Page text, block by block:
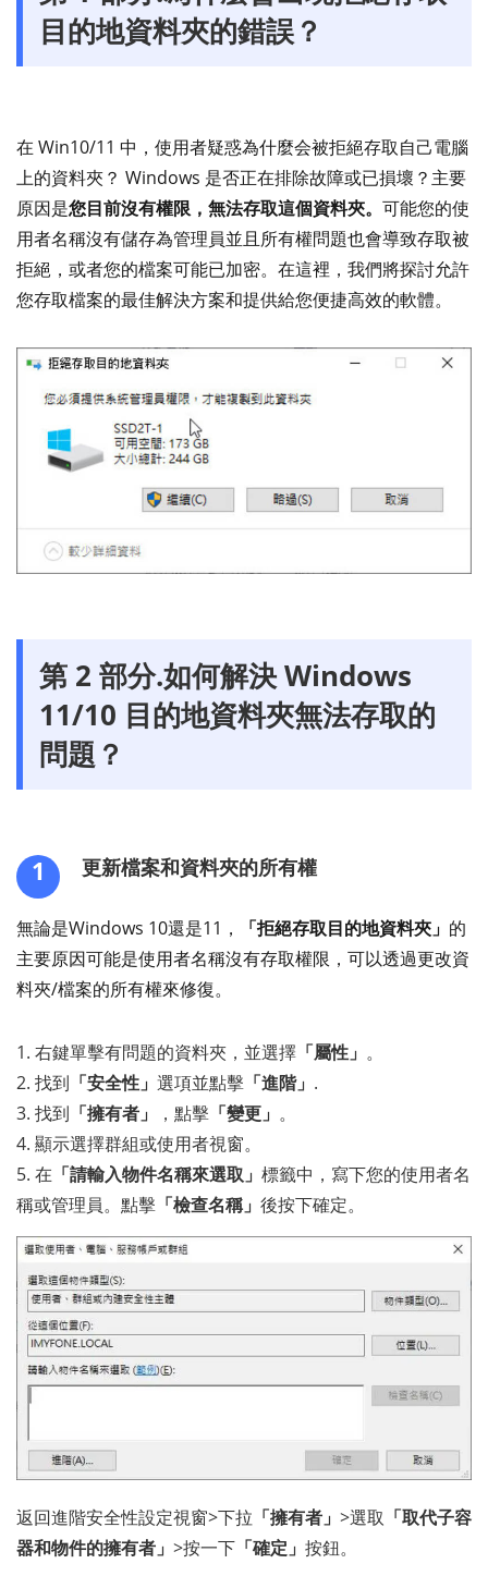
目的地資料夾的錯誤？
在 Win10/11 中，使用者疑惑為什麼会被拒絕存取自己電腦
上的資料夾？ Windows 是否正在排除故障或已損壞？主要
原因是您目前沒有權限，無法存取這個資料夾。 可能您的使
用者名稱沒有儲存為管理員並且所有權問題也會導致存取被
拒絕，或者您的檔案可能已加密。在這裡，我們將探討允許
您存取檔案的最佳解決方案和提供給您便捷高效的軟體。
第 2 部分.如何解決 Windows
11/10 目的地資料夾無法存取的
問題？
1 更新檔案和資料夾的所有權
無論是Windows 10還是11， 「拒絕存取目的地資料夾」 的
主要原因可能是使用者名稱沒有存取權限，可以透過更改資
料夾/檔案的所有權來修復。
1. 右鍵單擊有問題的資料夾，並選擇 「屬性」 。
2. 找到 「安全性」 選項並點擊 「進階」 .
3. 找到 「擁有者」 ，點擊 「變更」 。
4. 顯示選擇群組或使用者視窗。
5. 在 「請輸入物件名稱來選取」 標籤中，寫下您的使用者名
稱或管理員。點擊 「檢查名稱」 後按下確定。
返回進階安全性設定視窗>下拉 「擁有者」 >選取 「取代子容
器和物件的擁有者」 >按一下 「確定」 按鈕。